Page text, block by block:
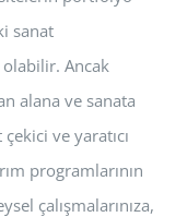
sanat
Ancak
alana ve sanata
ve yaratıcı
programlarının
çalışmalarınıza,